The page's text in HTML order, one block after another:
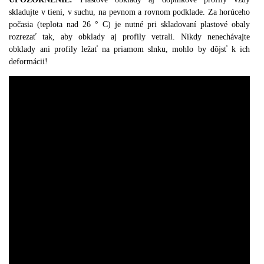
skladujte v tieni, v suchu, na pevnom a rovnom podklade. Za horúceho
počasia (teplota nad 26 ° C) je nutné pri skladovaní plastové obaly
rozrezať tak, aby obklady aj profily vetrali. Nikdy nenechávajte
obklady ani profily ležať na priamom slnku, mohlo by dôjsť k ich
deformácii!